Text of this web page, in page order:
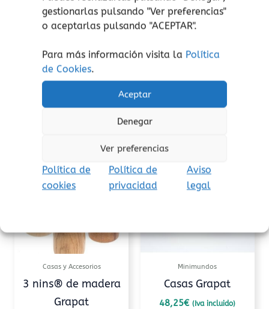
gestionarlas pulsando "Ver preferencias"
o aceptarlas pulsando "ACEPTAR".
Para más información visita la Política
de Cookies.
Aceptar
Denegar
Ver preferencias
Política de
cookies
Política de
privacidad
Aviso
legal
¡atención!
No apto para peques menores de 3
años, peligro de asfixia por piezas pequeñas.
juguete. Retire el embalaje antes de jugar.
Casas y Accesorios
3 nins® de madera
Grapat
Minimundos
Casas Grapat
48,25€ (Iva incluido)